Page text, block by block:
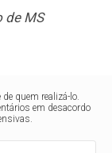
de MS
quem realizá-lo.
em desacordo